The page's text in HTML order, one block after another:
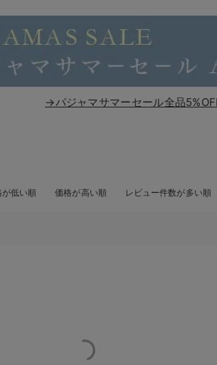
→パジャマサマーセール全品
が低い順 価格が高い順 レビュー件数が多い順